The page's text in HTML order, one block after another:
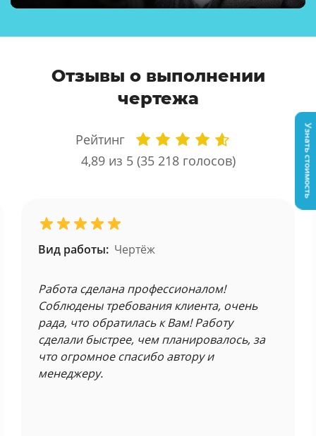
Отзывы о выполнении
чертежа
Рейтинг
4,89 из 5 (35 218голосов)
Вид работы: Чертёж
Работа сделана профессионалом!
Соблюдены требования клиента, очень
рада, что обратилась к Вам! Работу
сделали быстрее, чем планировалось, за
что огромное спасибо автору и
менеджеру.
Узнать стоимость